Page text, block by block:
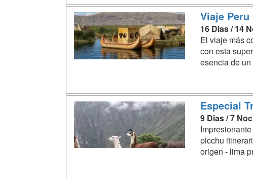
Viaje
16 Dias / 14
El viaje más
con esta
esencia de
Especial
9 Dias / 7
picchu
origen - lima